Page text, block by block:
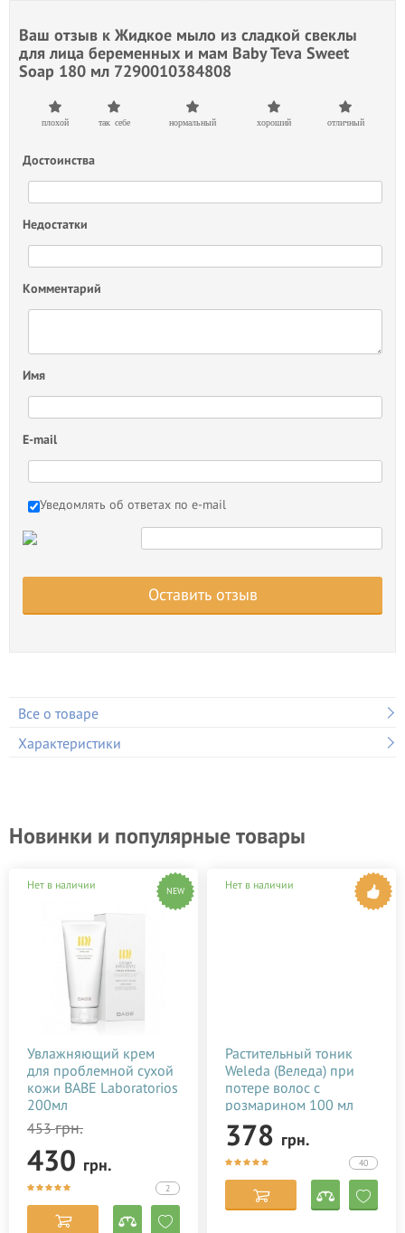
Ваш отзыв к Жидкое мыло из сладкой свеклы
для лица беременных и мам Baby Teva Sweet
Soap 180 мл 7290010384808
плохой так себе нормальный хороший отличный
Достоинства
Недостатки
Комментарий
Имя
E-mail
Уведомлять об ответах по e-mail
Оставить отзыв
Все о товаре
Характеристики
Новинки и популярные товары
Нет в наличии NEW
Увлажняющий крем
для проблемной сухой
кожи BABE Laboratorios
200мл
453грн.
430 грн.
2
Нет в наличии
Растительный тоник
Weleda (Веледа) при
потере волос с
розмарином 100 мл
378 грн.
40